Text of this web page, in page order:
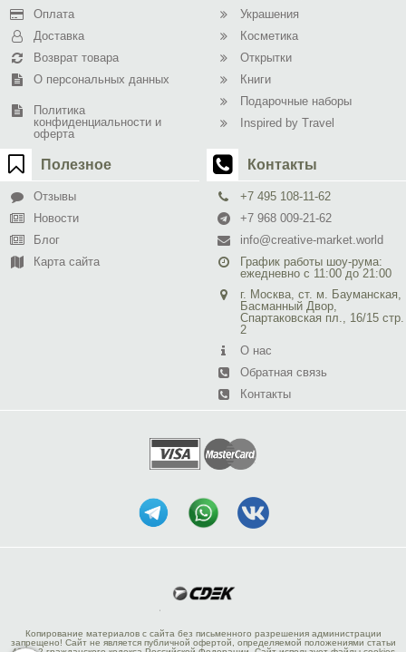
Оплата
Доставка
Возврат товара
О персональных данных
Политика
конфиденциальности и
оферта
Украшения
Косметика
Открытки
Книги
Подарочные наборы
Inspired by Travel
Полезное
Отзывы
Новости
Блог
Карта сайта
Контакты
+7 495 108-11-62
+7 968 009-21-62
info@creative-market.world
График работы шоу-рума:
ежедневно с 11:00 до 21:00
г. Москва, ст. м. Бауманская,
Басманный Двор,
Спартаковская пл., 16/15 стр.
2
О нас
Обратная связь
Контакты
Копирование материалов с сайта без письменного разрешения администрации
запрещено! Сайт не является публичной офертой, определяемой положениями статьи